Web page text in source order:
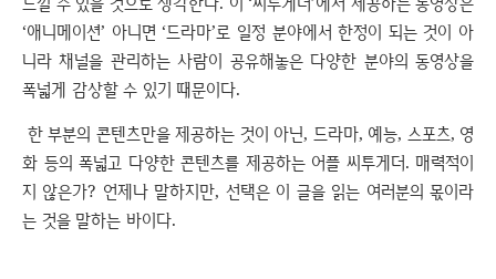
‘애니메이션’ 아니면 ‘드라마’로 일정 분야에서 한정이 되는 것이 아
니라 채널을 관리하는 사람이 공유해놓은 다양한 분야의 동영상을
폭넓게 감상할 수 있기 때문이다.
한 부분의 콘텐츠만을 제공하는 것이 아닌, 드라마, 예능, 스포츠, 영
화 등의 폭넓고 다양한 콘텐츠를 제공하는 어플 씨투게더. 매력적이
지 않은가? 언제나 말하지만, 선택은 이 글을 읽는 여러분의 몫이라
는 것을 말하는 바이다.